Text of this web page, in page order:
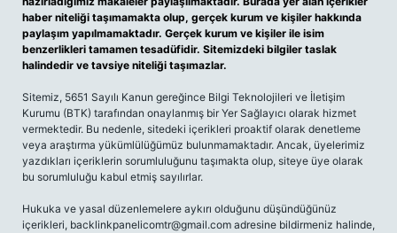
haber niteliği taşımamakta olup, gerçek kurum ve kişiler hakkında
paylaşım yapılmamaktadır. Gerçek kurum ve kişiler ile isim
benzerlikleri tamamen tesadüfidir. Sitemizdeki bilgiler taslak
halindedir ve tavsiye niteliği taşımazlar.
Sitemiz, 5651 Sayılı Kanun gereğince Bilgi Teknolojileri ve İletişim
Kurumu (BTK) tarafından onaylanmış bir Yer Sağlayıcı olarak hizmet
vermektedir. Bu nedenle, sitedeki içerikleri proaktif olarak denetleme
veya araştırma yükümlülüğümüz bulunmamaktadır. Ancak, üyelerimiz
yazdıkları içeriklerin sorumluluğunu taşımakta olup, siteye üye olarak
bu sorumluluğu kabul etmiş sayılırlar.
Hukuka ve yasal düzenlemelere aykırı olduğunu düşündüğünüz
içerikleri, backlinkpanelicomtr@gmail.com adresine bildirmeniz halinde,